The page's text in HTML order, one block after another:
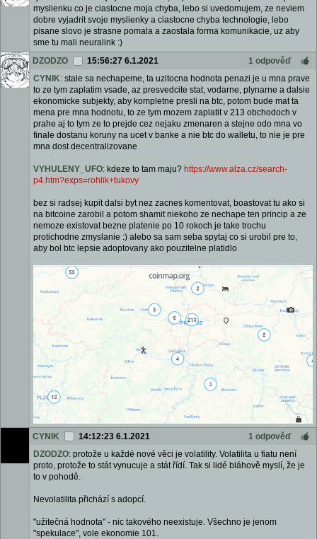
myslienku co je ciastocne moja chyba, lebo si uvedomujem, ze neviem
dobre vyjadrit svoje myslienky a ciastocne chyba technologie, lebo
pisane slovo je strasne pomala a zaostala forma komunikacie, uz aby
sme tu mali neuralink :)
DZODZO
15:56:27 6.1.2021
1 odpověď
CYNIK: stale sa nechapeme, ta uzitocna hodnota penazi je u mna prave
to ze tym zaplatim vsade, az presvedcite stat, vodarne, plynarne a dalsie
ekonomicke subjekty, aby kompletne presli na btc, potom bude mat ta
mena pre mna hodnotu, to ze tym mozem zaplatit v 213 obchodoch v
prahe aj to tym ze to prejde cez nejaku zmenaren a stejne odo mna vo
finale dostanu koruny na ucet v banke a nie btc do walletu, to nie je pre
mna dost decentralizovane
VYHULENY_UFO: kdeze to tam maju? https://www.alza.cz/search-
p4.htm?exps=rohlik+tukovy
bez si radsej kupit dalsi byt nez zacnes komentovat, boastovat tu ako si
na bitcoine zarobil a potom shamit niekoho ze nechape ten princip a ze
nemoze existovat bezne platenie po 10 rokoch je take trochu
protichodne zmyslanie :) alebo sa sam seba spytaj co si urobil pre to,
aby bol btc lepsie adoptovany ako pouzitelne platidlo
CYNIK 14:12:23 6.1.2021
1 odpověď
DZODZO: protože u každé nové věci je volatility. Volatilita u fiatu není
proto, protože to stát vynucuje a stát řídí. Tak si lidé bláhově myslí, že je
to v pohodě.
Nevolatilita přichází s adopcí.
"užitečná hodnota" - nic takového neexistuje. Všechno je jenom
"spekulace", vole ekonomie 101.